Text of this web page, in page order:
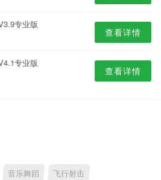
专业版
查看详情
专业版
查看详情
音乐舞蹈 飞行射击